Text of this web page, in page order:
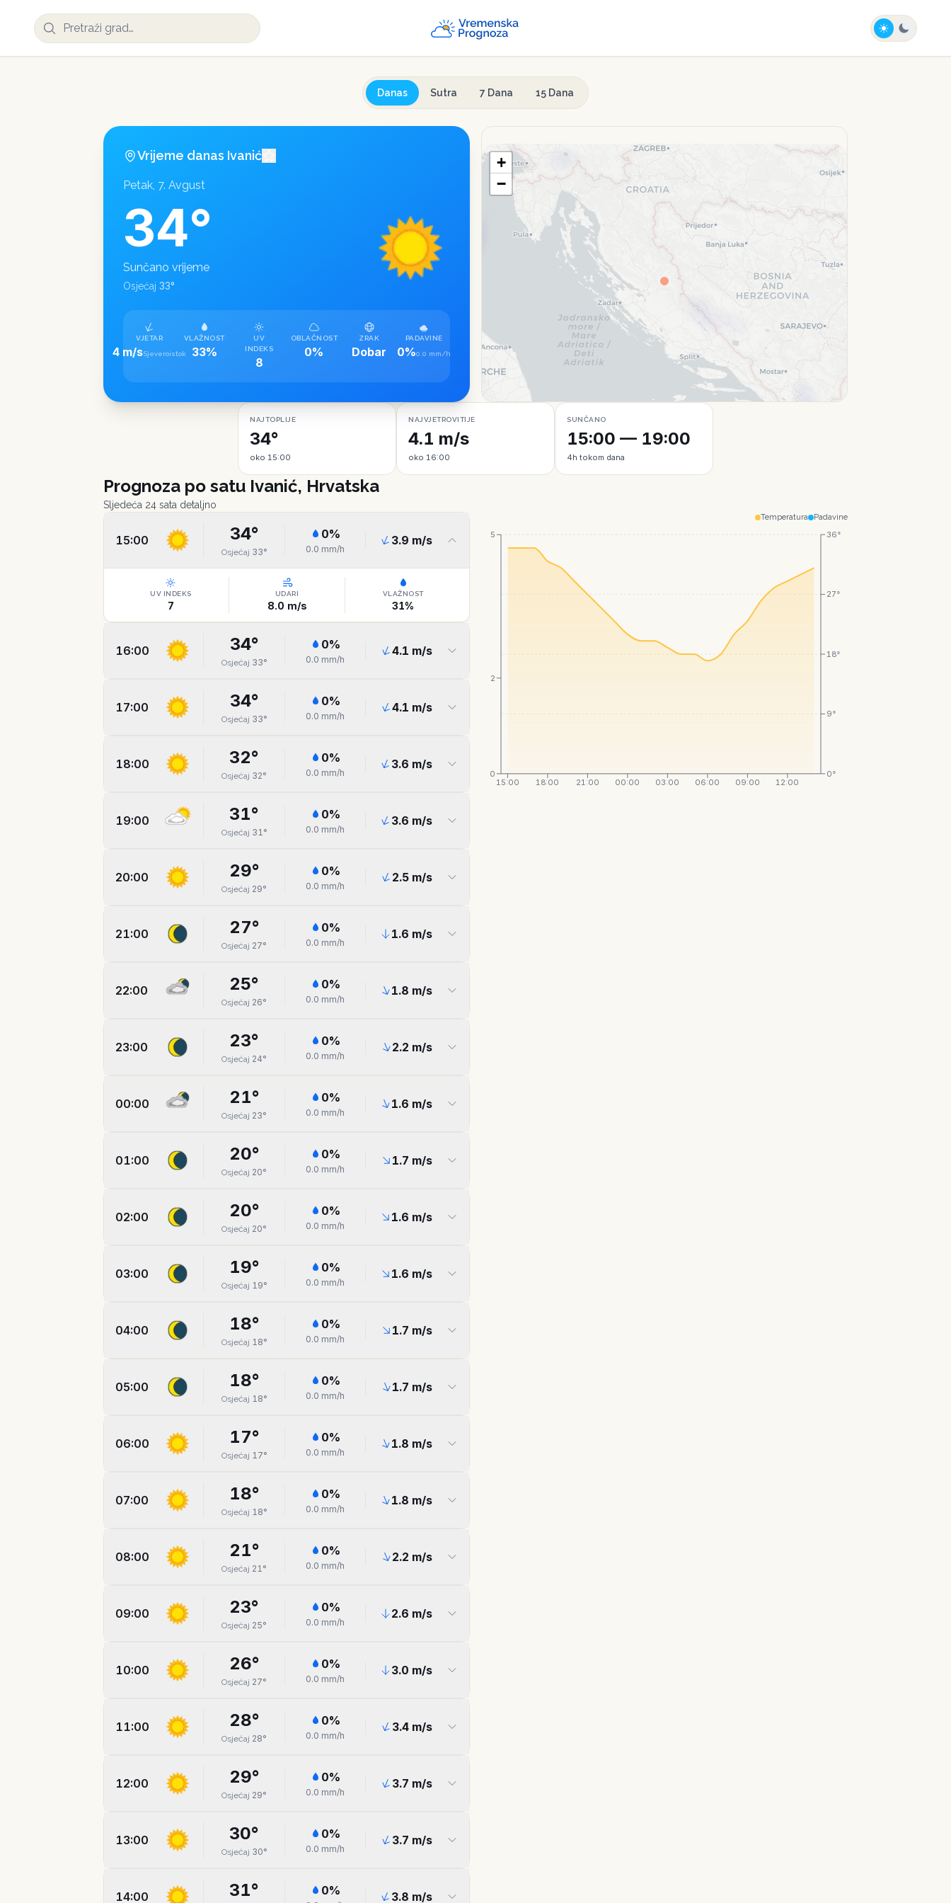
Danas Sutra 7 Dana 15 Dana
Vrijeme danas Ivanić
Petak, 7. Avgust
34°
Sunčano vrijeme
Osjećaj 33°
VJETAR
4 m/sSjeveroistok
VLAŽNOST
33%
UV
INDEKS
8
OBLAČNOST
0%
ZRAK
Dobar
PADAVINE
0%0.0 mm/h
+
−
NAJTOPLIJE
34°
oko 15:00
NAJVJETROVITIJE
4.1 m/s
oko 16:00
SUNČANO
15:00 — 19:00
4h tokom dana
Prognoza po satu Ivanić, Hrvatska
Sljedeća 24 sata detaljno
15:00 34°
Osjećaj 33°
0%
0.0 mm/h
3.9 m/s
UV INDEKS
7
UDARI
8.0 m/s
VLAŽNOST
31%
16:00 34°
Osjećaj 33°
0%
0.0 mm/h
4.1 m/s
17:00 34°
Osjećaj 33°
0%
0.0 mm/h
4.1 m/s
18:00 32°
Osjećaj 32°
0%
0.0 mm/h
3.6 m/s
19:00 31°
Osjećaj 31°
0%
0.0 mm/h
3.6 m/s
20:00 29°
Osjećaj 29°
0%
0.0 mm/h
2.5m/s
21:00 27°
Osjećaj 27°
0%
0.0 mm/h
1.6 m/s
22:00 25°
Osjećaj 26°
0%
0.0 mm/h
1.8 m/s
23:00 23°
Osjećaj 24°
0%
0.0 mm/h
2.2 m/s
00:00 21°
Osjećaj 23°
0%
0.0 mm/h
1.6 m/s
01:00 20°
Osjećaj 20°
0%
0.0 mm/h
1.7 m/s
02:00 20°
Osjećaj 20°
0%
0.0 mm/h
1.6 m/s
03:00 19°
Osjećaj 19°
0%
0.0 mm/h
1.6 m/s
04:00 18°
Osjećaj 18°
0%
0.0 mm/h
1.7 m/s
05:00 18°
Osjećaj 18°
0%
0.0 mm/h
1.7 m/s
06:00 17°
Osjećaj 17°
0%
0.0 mm/h
1.8 m/s
07:00 18°
Osjećaj 18°
0%
0.0 mm/h
1.8 m/s
08:00 21°
Osjećaj 21°
0%
0.0 mm/h
2.2 m/s
09:00 23°
Osjećaj 25°
0%
0.0 mm/h
2.6 m/s
10:00 26°
Osjećaj 27°
0%
0.0 mm/h
3.0 m/s
11:00 28°
Osjećaj 28°
0%
0.0 mm/h
3.4m/s
12:00 29°
Osjećaj 29°
0%
0.0 mm/h
3.7 m/s
13:00 30°
Osjećaj 30°
0%
0.0 mm/h
3.7 m/s
14:00 31° 0% 3.8 m/s
Temperatura Padavine
15:00 18:00 21:00 00:00 03:00 06:00 09:00 12:00
0°
9°
18°
27°
36°
0
2
5